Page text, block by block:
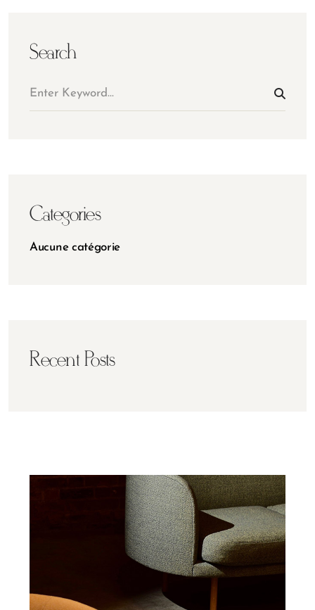
Search
Categories
Aucune catégorie
Recent Posts